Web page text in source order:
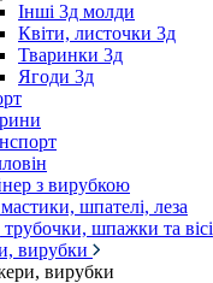
Інші 3д молди
Квіти, листочки 3д
Тваринки 3д
Ягоди 3д
з вирубкою
шпателі, леза
шпажки та вісі
вирубки
вирубки